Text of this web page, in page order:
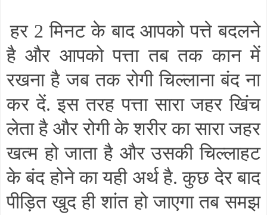
हर 2 मिनट के बाद आपको पत्ते बदलने
है और आपको पत्ता तब तक कान में
रखना है जब तक रोगी चिल्लाना बंद ना
कर दें. इस तरह पत्ता सारा जहर खिंच
लेता है और रोगी के शरीर का सारा जहर
खत्म हो जाता है और उसकी चिल्लाहट
के बंद होने का यही अर्थ है. कुछ देर बाद
पीड़ित खुद ही शांत हो जाएगा तब समझ